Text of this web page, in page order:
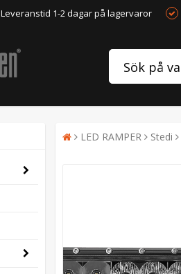
Leveranstid 1-2 dagar på lagervaror
LED RAMPER Stedi